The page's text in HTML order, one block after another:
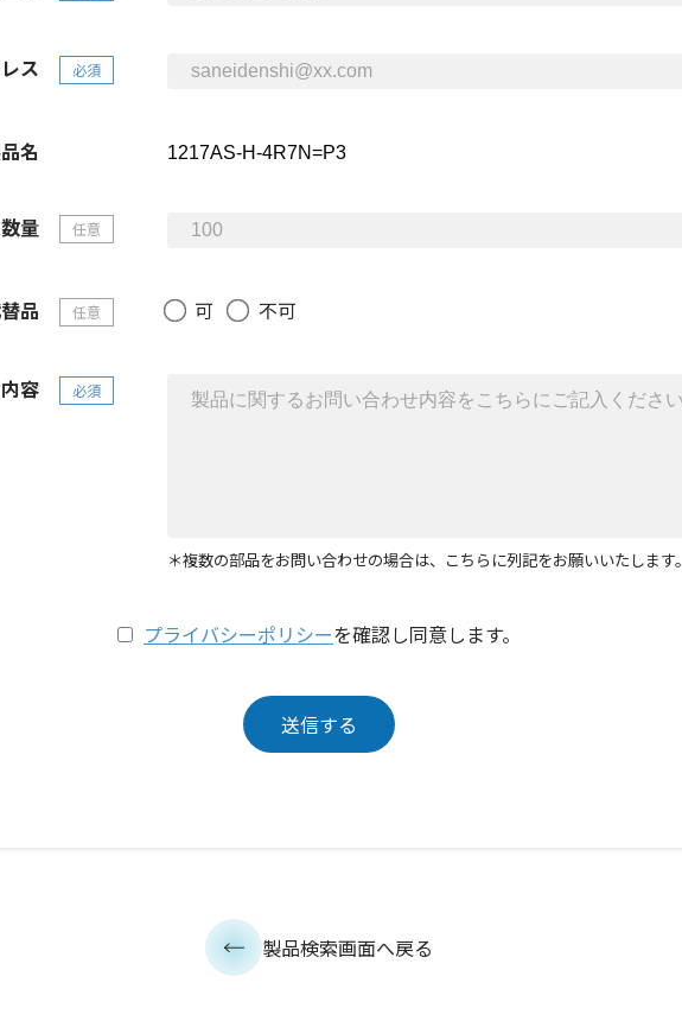
ス 必須
名
数量 任意
品 任意 可 不可
容 必須
＊複数の部品をお問い合わせの場合は、こちらに列記をお願いいたします。
プライバシーポリシーを確認し同意します。
製品検索画面へ戻る